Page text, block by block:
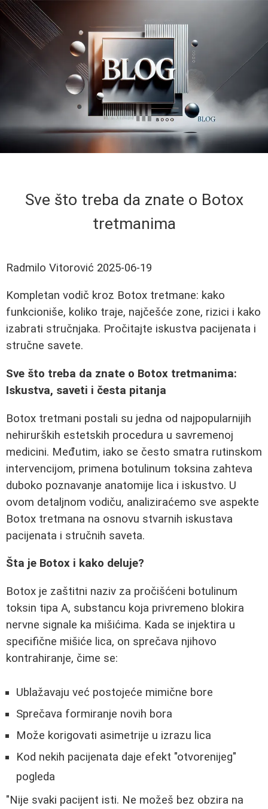
Sve što treba da znate o Botox
tretmanima
Radmilo Vitorović 2025-06-19
Kompletan vodič kroz Botox tretmane: kako
funkcioniše, koliko traje, najčešće zone, rizici i kako
izabrati stručnjaka. Pročitajte iskustva pacijenata i
stručne savete.
Sve što treba da znate o Botox tretmanima:
Iskustva, saveti i česta pitanja
Botox tretmani postali su jedna od najpopularnijih
nehirurških estetskih procedura u savremenoj
medicini. Međutim, iako se često smatra rutinskom
intervencijom, primena botulinum toksina zahteva
duboko poznavanje anatomije lica i iskustvo. U
ovom detaljnom vodiču, analiziraćemo sve aspekte
Botox tretmana na osnovu stvarnih iskustava
pacijenata i stručnih saveta.
Šta je Botox i kako deluje?
Botox je zaštitni naziv za pročišćeni botulinum
toksin tipa A, substancu koja privremeno blokira
nervne signale ka mišićima. Kada se injektira u
specifične mišiće lica, on sprečava njihovo
kontrahiranje, čime se:
Ublažavaju već postojeće mimične bore
Sprečava formiranje novih bora
Može korigovati asimetrije u izrazu lica
Kod nekih pacijenata daje efekt "otvorenijeg"
pogleda
"Nije svaki pacijent isti. Ne možeš bez obzira na